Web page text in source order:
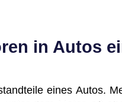
in Autos
eines Autos.